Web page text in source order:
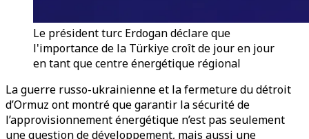
Le président turc Erdogan déclare que
l'importance de la Türkiye croît de jour en jour
en tant que centre énergétique régional
La guerre russo-ukrainienne et la fermeture du détroit
d’Ormuz ont montré que garantir la sécurité de
l’approvisionnement énergétique n’est pas seulement
une question de développement, mais aussi une